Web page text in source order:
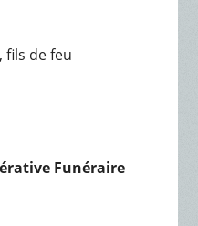
fils de feu
Funéraire